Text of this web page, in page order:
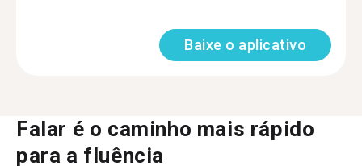
Baixe o aplicativo
Falar é o caminho mais rápido
para a fluência